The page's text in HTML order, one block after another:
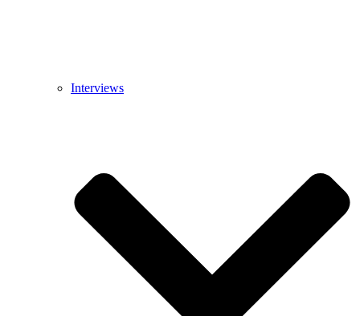
Interviews